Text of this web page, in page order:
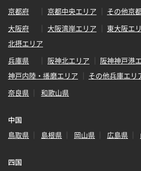
京都府
京都中央エリア
その他京
大阪府
大阪湾岸エリア 東大阪エ
北摂エリア
兵庫県
阪神北エリア
阪神神戸港
神戸内陸・播磨エリア
その他兵庫エリ
奈良県
和歌山県
中国
鳥取県
島根県 岡山県 広島県
四国